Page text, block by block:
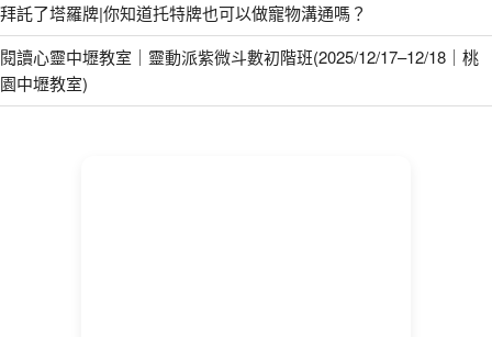
拜託了塔羅牌|你知道托特牌也可以做寵物溝通嗎？
閱讀心靈中壢教室｜靈動派紫微斗數初階班(2025/12/17–12/18｜桃
園中壢教室)